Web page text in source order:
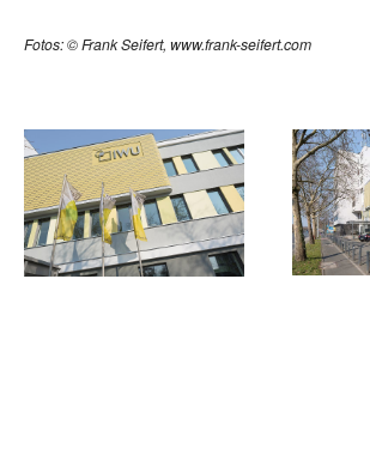
Fotos: © Frank Seifert, www.frank-seifert.com